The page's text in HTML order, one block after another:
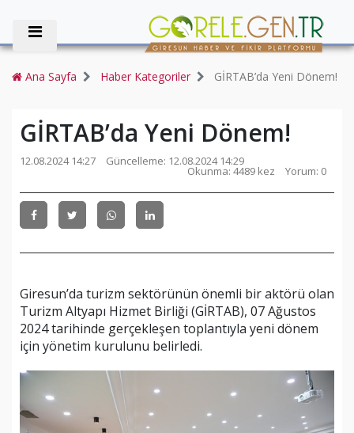
Ana Sayfa Haber Kategoriler GİRTAB’da Yeni Dönem!
GİRTAB’da Yeni Dönem!
12.08.2024 14:27 Güncelleme: 12.08.2024 14:29
Okunma: 4489 kez Yorum: 0
Giresun’da turizm sektörünün önemli bir aktörü olan
Turizm Altyapı Hizmet Birliği (GİRTAB), 07 Ağustos
2024 tarihinde gerçekleşen toplantıyla yeni dönem
için yönetim kurulunu belirledi.